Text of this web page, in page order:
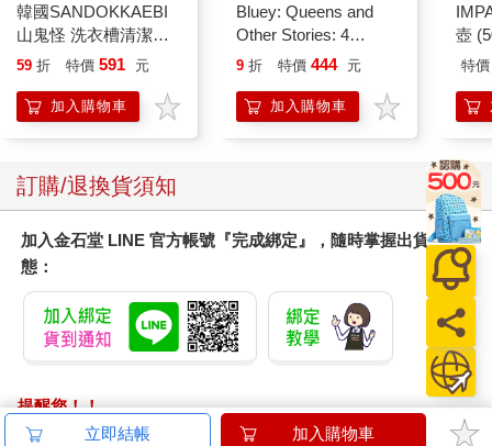
韓國SANDOKKAEBI
山鬼怪 洗衣槽清潔劑
450公克-10包組
59 折 特價 591 元
加入購物車
Bluey: Queens and
Other Stories: 4
Stories in 1 Book.
9 折 特價 444 元
加入購物車
壺
特價
訂購/退換貨須知
加入金石堂 LINE 官方帳號『完成綁定』，隨時掌握出貨動
態：
提醒您！！
金石堂及銀行均不會請您操作ATM! 如接獲電話要求您前往
立即結帳 加入購物車